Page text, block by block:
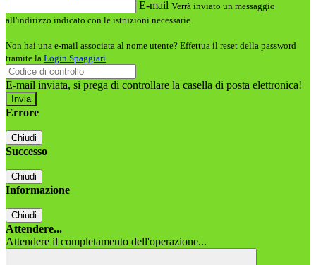
E-mail Verrà inviato un messaggio
all'indirizzo indicato con le istruzioni necessarie.
Non hai una e-mail associata al nome utente? Effettua il reset della password
tramite la Login Spaggiari
E-mail inviata, si prega di controllare la casella di posta elettronica!
Errore
Chiudi
Successo
Chiudi
Informazione
Chiudi
Attendere...
Attendere il completamento dell'operazione...